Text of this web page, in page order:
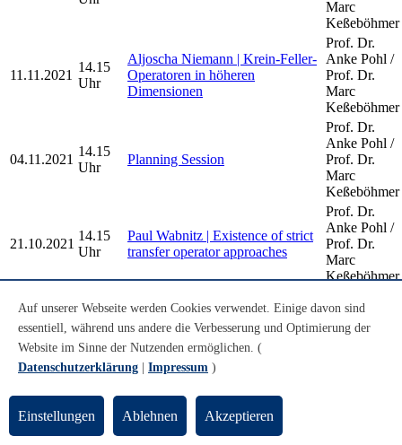
Marc
Keßeböhmer
11.11.2021
14.15
Uhr
Aljoscha Niemann | Krein-Feller-
Operatoren in höheren
Dimensionen
Prof. Dr.
Anke Pohl /
Prof. Dr.
Marc
Keßeböhmer
04.11.2021
14.15
Uhr
Planning Session
Prof. Dr.
Anke Pohl /
Prof. Dr.
Marc
Keßeböhmer
21.10.2021
14.15
Uhr
Paul Wabnitz | Existence of strict
transfer operator approaches
Prof. Dr.
Anke Pohl /
Prof. Dr.
Marc
Keßeböhmer
08.10.2021
10.00
Uhr
Jana Göken | Vorstellung der
Bachelorarbeit: Apollonische
Kreispackungen in euklidischer
und nicht-euklidischer Geometrie
Anke Pohl /
Prof. Dr.
Older Dynamical Systems and Geometry
Seminar Talks
Auf unserer Webseite werden Cookies verwendet. Einige davon sind
essentiell, während uns andere die Verbesserung und Optimierung der
Website im Sinne der Nutzenden ermöglichen. (
Datenschutzerklärung
Impressum )
Einstellungen Ablehnen Akzeptieren